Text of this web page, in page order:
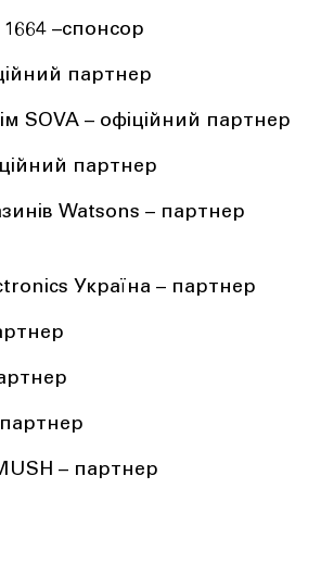
–спонсор
партнер
SOVA – офіційний партнер
партнер
Watsons – партнер
Україна – партнер
– партнер